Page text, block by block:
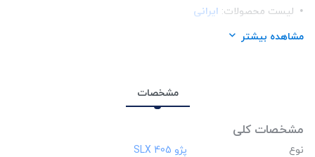
لیست محصولات: ایرانی
برند:امیران پلیمر
مشاهده بیشتر
مشخصات
مشخصات کلی
نوع